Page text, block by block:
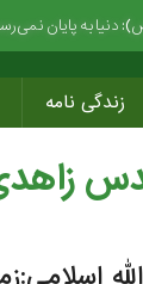
به پایان
زندگی نامه